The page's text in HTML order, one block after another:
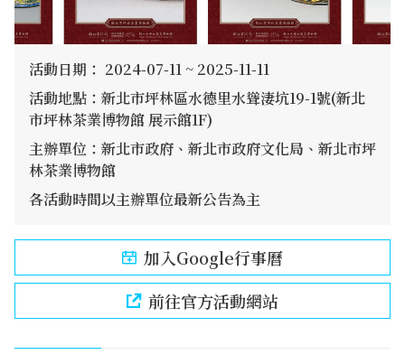
活動日期： 2024-07-11 ~ 2025-11-11
活動地點：新北市坪林區水德里水聳淒坑19-1號(新北
市坪林茶業博物館 展示館1F)
主辦單位：新北市政府、新北市政府文化局、新北市坪
林茶業博物館
各活動時間以主辦單位最新公告為主
加入Google行事曆
前往官方活動網站